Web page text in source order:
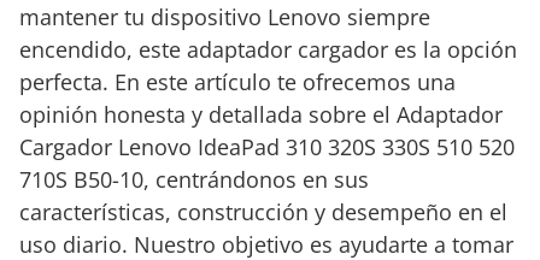
mantener tu dispositivo Lenovo siempre
encendido, este adaptador cargador es la opción
perfecta. En este artículo te ofrecemos una
opinión honesta y detallada sobre el Adaptador
Cargador Lenovo IdeaPad 310 320S 330S 510 520
710S B50-10, centrándonos en sus
características, construcción y desempeño en el
uso diario. Nuestro objetivo es ayudarte a tomar